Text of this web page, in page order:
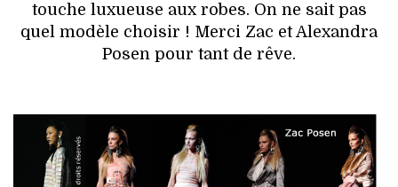
touche luxueuse aux robes. On ne sait pas
quel modèle choisir ! Merci Zac et Alexandra
Posen pour tant de rêve.